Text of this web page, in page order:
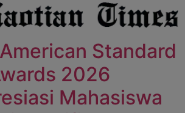
Standard
2026
Mahasiswa